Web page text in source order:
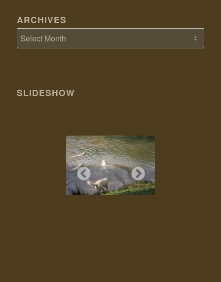
ARCHIVES
SLIDESHOW